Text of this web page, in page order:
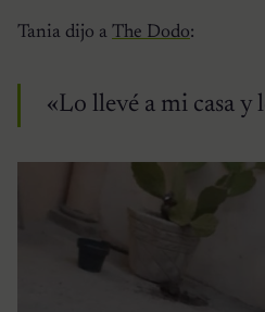
Tania dijo a The Dodo:
«Lo llevé a mi casa y